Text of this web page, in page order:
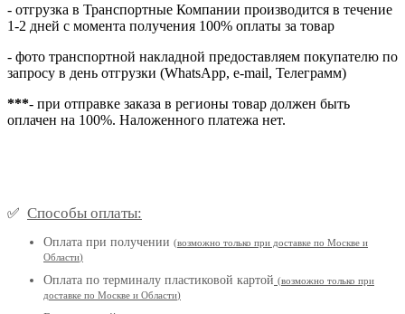
- отгрузка в Транспортные Компании производится в течение
1-2 дней с момента получения 100% оплаты за товар
- фото транспортной накладной предоставляем покупателю по
запросу в день отгрузки (WhatsApp, e-mail, Телеграмм)
***- при отправке заказа в регионы товар должен быть
оплачен на 100%. Наложенного платежа нет.
✅ Способы оплаты:
Оплата при получении (возможно только при доставке по Москве и
Области)
Оплата по терминалу пластиковой картой (возможно только при
доставке по Москве и Области)